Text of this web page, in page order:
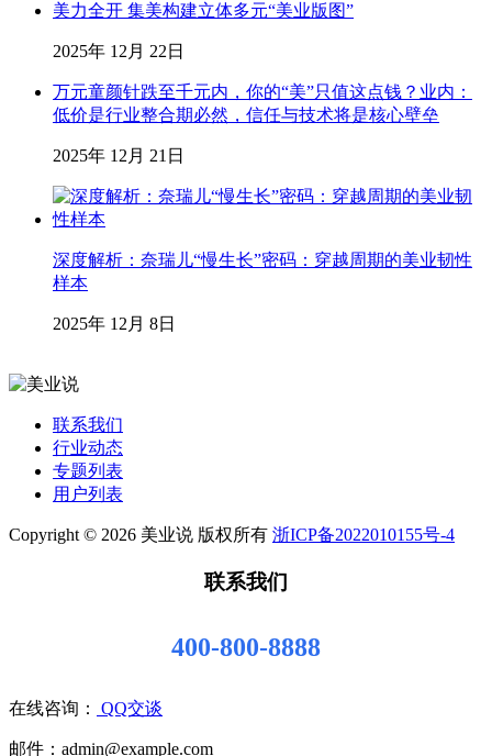
美力全开 集美构建立体多元“美业版图”
2025年 12月 22日
万元童颜针跌至千元内，你的“美”只值这点钱？业内：
低价是行业整合期必然，信任与技术将是核心壁垒
2025年 12月 21日
深度解析：奈瑞儿“慢生长”密码：穿越周期的美业韧性
样本
2025年 12月 8日
联系我们
行业动态
专题列表
用户列表
Copyright © 2026 美业说 版权所有 浙ICP备2022010155号-4
联系我们
400-800-8888
在线咨询： QQ交谈
邮件：admin@example.com